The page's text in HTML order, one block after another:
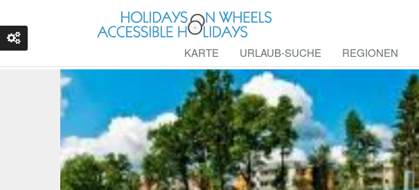
KARTE URLAUB-SUCHE REGIONEN